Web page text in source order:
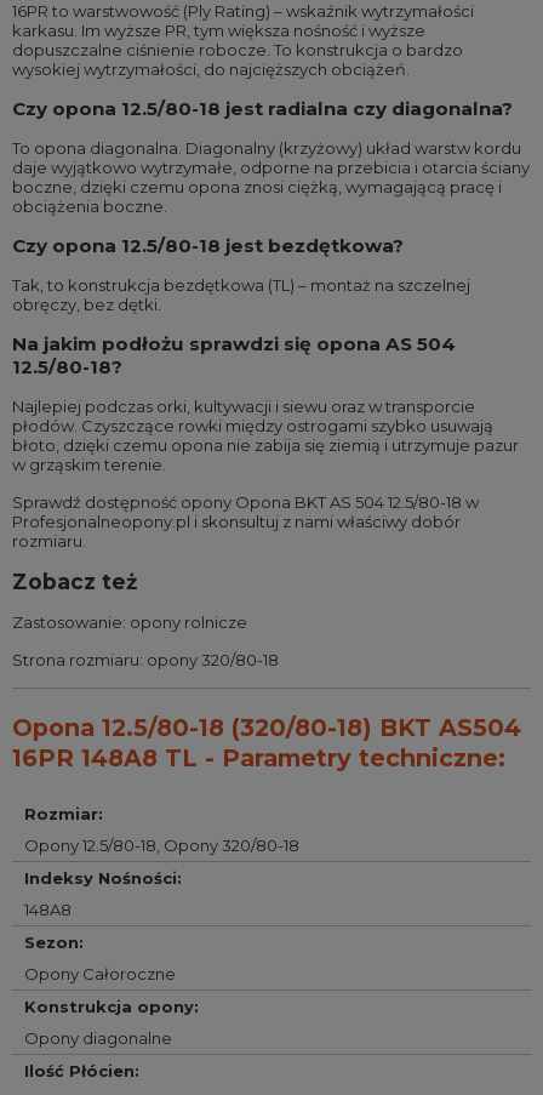
16PR to warstwowość (Ply Rating) – wskaźnik wytrzymałości
karkasu. Im wyższe PR, tym większa nośność i wyższe
dopuszczalne ciśnienie robocze. To konstrukcja o bardzo
wysokiej wytrzymałości, do najcięższych obciążeń.
Czy opona 12.5/80-18 jest radialna czy diagonalna?
To opona diagonalna. Diagonalny (krzyżowy) układ warstw kordu
daje wyjątkowo wytrzymałe, odporne na przebicia i otarcia ściany
boczne, dzięki czemu opona znosi ciężką, wymagającą pracę i
obciążenia boczne.
Czy opona 12.5/80-18 jest bezdętkowa?
Tak, to konstrukcja bezdętkowa (TL) – montaż na szczelnej
obręczy, bez dętki.
Na jakim podłożu sprawdzi się opona AS 504
12.5/80-18?
Najlepiej podczas orki, kultywacji i siewu oraz w transporcie
płodów. Czyszczące rowki między ostrogami szybko usuwają
błoto, dzięki czemu opona nie zabija się ziemią i utrzymuje pazur
w grząskim terenie.
Sprawdź dostępność opony Opona BKT AS 504 12.5/80-18 w
Profesjonalneopony.pl i skonsultuj z nami właściwy dobór
rozmiaru.
Zobacz też
Zastosowanie: opony rolnicze
Strona rozmiaru: opony 320/80-18
Opona 12.5/80-18 (320/80-18) BKT AS504
16PR 148A8 TL - Parametry techniczne:
Rozmiar:
Opony 12.5/80-18 Opony 320/80-18
Indeksy Nośności:
148A8
Sezon:
Opony Całoroczne
Konstrukcja opony:
Opony diagonalne
Ilość Płócien: